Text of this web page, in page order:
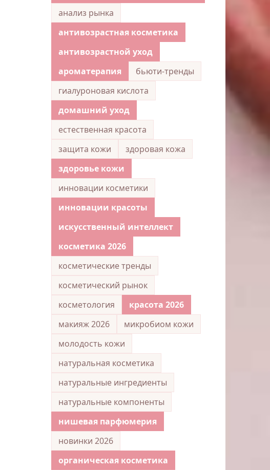
анализ рынка
антивозрастная косметика
антивозрастной уход
ароматерапия
бьюти-тренды
гиалуроновая кислота
домашний уход
естественная красота
защита кожи
здоровая кожа
здоровье кожи
инновации косметики
инновации красоты
искусственный интеллект
косметика 2026
косметические тренды
косметический рынок
косметология
красота 2026
макияж 2026
микробиом кожи
молодость кожи
натуральная косметика
натуральные ингредиенты
натуральные компоненты
нишевая парфюмерия
новинки 2026
органическая косметика